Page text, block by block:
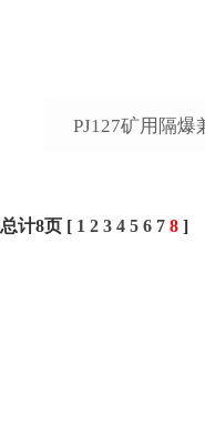
PJ127矿用隔爆
总计8页 [ 1 2 3 4 5 6 7 8 ]